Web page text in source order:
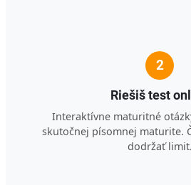
2
Riešiš test
Interaktívne maturitné
skutočnej písomnej maturite.
dodržať limit.